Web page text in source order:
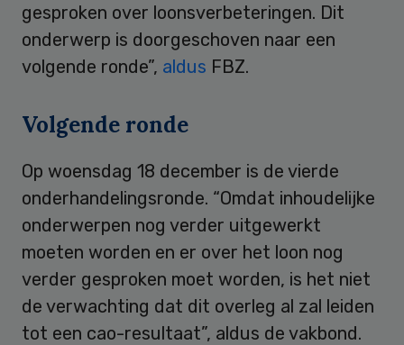
gesproken over loonsverbeteringen. Dit
onderwerp is doorgeschoven naar een
volgende ronde”, aldus FBZ.
Volgende ronde
Op woensdag 18 december is de vierde
onderhandelingsronde. “Omdat inhoudelijke
onderwerpen nog verder uitgewerkt
moeten worden en er over het loon nog
verder gesproken moet worden, is het niet
de verwachting dat dit overleg al zal leiden
tot een cao-resultaat”, aldus de vakbond.